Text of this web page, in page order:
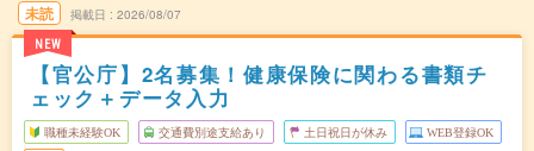
未読
NEW
掲載日 2026/08/07
【官公庁】2名募集！健康保険に関わる書類チ
ェック＋データ入力
職種未経験OK 交通費別途支給あり 土日祝日が休み WEB登録OK